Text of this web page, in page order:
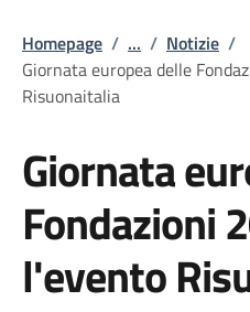
Homepage / ... / Notizie /
Giornata europea delle
Risuonaitalia
Giornata
Fondazioni
l'evento